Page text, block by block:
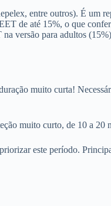
entre outros). É um
de até 15%, o que
versão para adultos
muito curta!
muito curto, de 10 a 20
este período.